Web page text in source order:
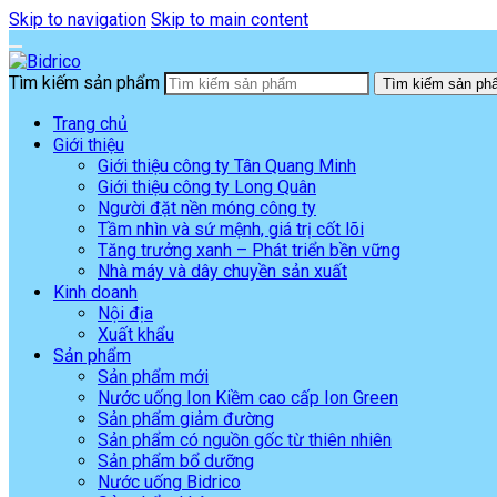
Skip to navigation Skip to main content
Tìm kiếm sản phẩm Tìm kiếm sản
Trang chủ
Giới thiệu
Giới thiệu công ty Tân Quang Minh
Giới thiệu công ty Long Quân
Người đặt nền móng công ty
Tầm nhìn và sứ mệnh, giá trị cốt lõi
Tăng trưởng xanh – Phát triển bền vững
Nhà máy và dây chuyền sản xuất
Kinh doanh
Nội địa
Xuất khẩu
Sản phẩm
Sản phẩm mới
Nước uống Ion Kiềm cao cấp Ion Green
Sản phẩm giảm đường
Sản phẩm có nguồn gốc từ thiên nhiên
Sản phẩm bổ dưỡng
Nước uống Bidrico